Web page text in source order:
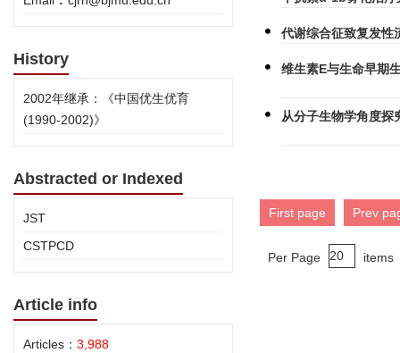
History
2002年继承：《中国优生优育
(1990-2002)》
Abstracted or Indexed
JST
CSTPCD
Article info
Articles： 3,988
代谢综合征致复发性
维生素E与生命早期
从分子生物学角度探
First page Prev
Per Page items